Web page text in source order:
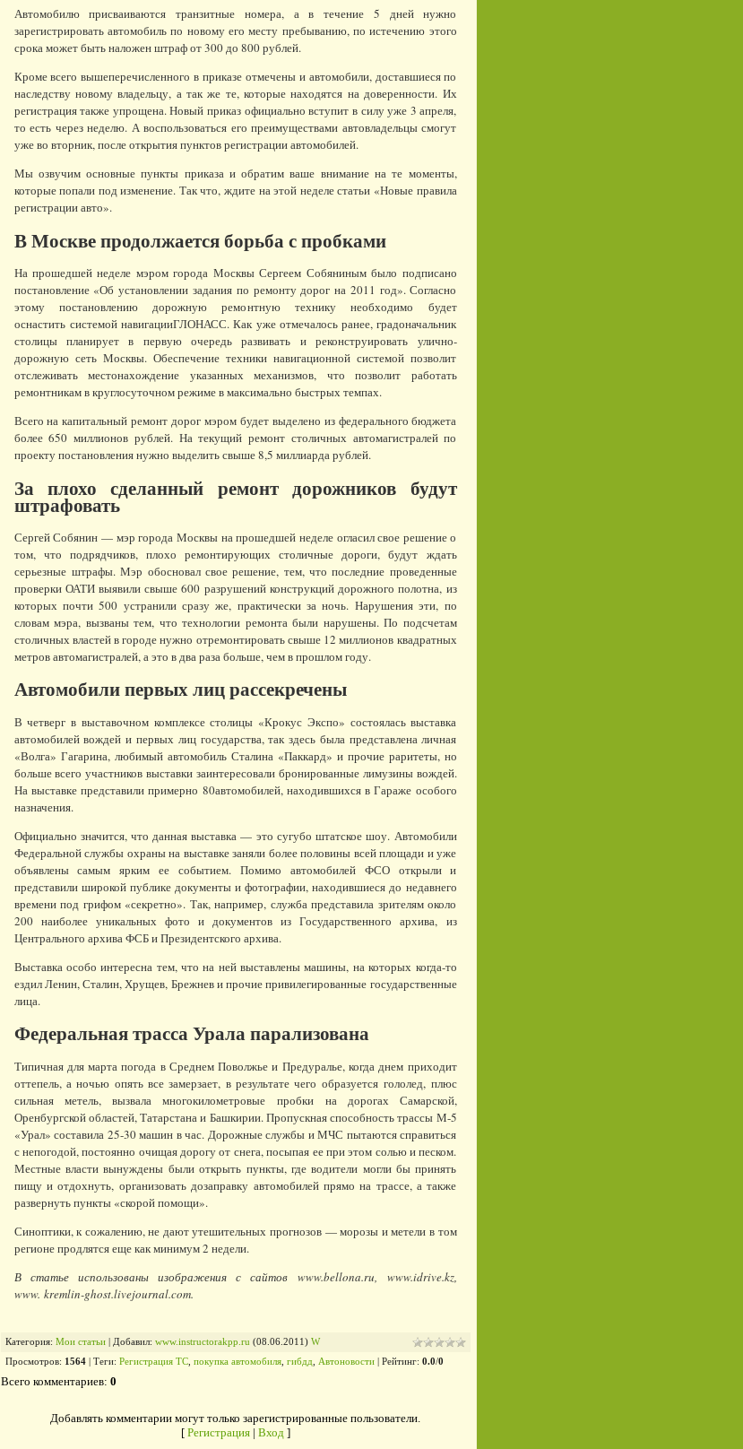
Автомобилю присваиваются транзитные номера, а в течение 5 дней нужно
зарегистрировать автомобиль по новому его месту пребыванию, по истечению этого
срока может быть наложен штраф от 300 до 800 рублей.
Кроме всего вышеперечисленного в приказе отмечены и автомобили, доставшиеся по
наследству новому владельцу, а так же те, которые находятся на доверенности. Их
регистрация также упрощена. Новый приказ официально вступит в силу уже 3 апреля,
то есть через неделю. А воспользоваться его преимуществами автовладельцы смогут
уже во вторник, после открытия пунктов регистрации автомобилей.
Мы озвучим основные пункты приказа и обратим ваше внимание на те моменты,
которые попали под изменение. Так что, ждите на этой неделе статьи «Новые правила
регистрации авто».
В Москве продолжается борьба с пробками
На прошедшей неделе мэром города Москвы Сергеем Собяниным было подписано
постановление «Об установлении задания по ремонту дорог на 2011 год». Согласно
этому постановлению дорожную ремонтную технику необходимо будет
оснастить системой навигацииГЛОНАСС. Как уже отмечалось ранее, градоначальник
столицы планирует в первую очередь развивать и реконструировать улично-
дорожную сеть Москвы. Обеспечение техники навигационной системой позволит
отслеживать местонахождение указанных механизмов, что позволит работать
ремонтникам в круглосуточном режиме в максимально быстрых темпах.
Всего на капитальный ремонт дорог мэром будет выделено из федерального бюджета
более 650 миллионов рублей. На текущий ремонт столичных автомагистралей по
проекту постановления нужно выделить свыше 8,5 миллиарда рублей.
За плохо сделанный ремонт дорожников будут
штрафовать
Сергей Собянин — мэр города Москвы на прошедшей неделе огласил свое решение о
том, что подрядчиков, плохо ремонтирующих столичные дороги, будут ждать
серьезные штрафы. Мэр обосновал свое решение, тем, что последние проведенные
проверки ОАТИ выявили свыше 600 разрушений конструкций дорожного полотна, из
которых почти 500 устранили сразу же, практически за ночь. Нарушения эти, по
словам мэра, вызваны тем, что технологии ремонта были нарушены. По подсчетам
столичных властей в городе нужно отремонтировать свыше 12 миллионов квадратных
метров автомагистралей, а это в два раза больше, чем в прошлом году.
Автомобили первых лиц рассекречены
В четверг в выставочном комплексе столицы «Крокус Экспо» состоялась выставка
автомобилей вождей и первых лиц государства, так здесь была представлена личная
«Волга» Гагарина, любимый автомобиль Сталина «Паккард» и прочие раритеты, но
больше всего участников выставки заинтересовали бронированные лимузины вождей.
На выставке представили примерно 80автомобилей, находившихся в Гараже особого
назначения.
Официально значится, что данная выставка — это сугубо штатское шоу. Автомобили
Федеральной службы охраны на выставке заняли более половины всей площади и уже
объявлены самым ярким ее событием. Помимо автомобилей ФСО открыли и
представили широкой публике документы и фотографии, находившиеся до недавнего
времени под грифом «секретно». Так, например, служба представила зрителям около
200 наиболее уникальных фото и документов из Государственного архива, из
Центрального архива ФСБ и Президентского архива.
Выставка особо интересна тем, что на ней выставлены машины, на которых когда-то
ездил Ленин, Сталин, Хрущев, Брежнев и прочие привилегированные государственные
лица.
Федеральная трасса Урала парализована
Типичная для марта погода в Среднем Поволжье и Предуралье, когда днем приходит
оттепель, а ночью опять все замерзает, в результате чего образуется гололед, плюс
сильная метель, вызвала многокилометровые пробки на дорогах Самарской,
Оренбургской областей, Татарстана и Башкирии. Пропускная способность трассы М-5
«Урал» составила 25-30 машин в час. Дорожные службы и МЧС пытаются справиться
с непогодой, постоянно очищая дорогу от снега, посыпая ее при этом солью и песком.
Местные власти вынуждены были открыть пункты, где водители могли бы принять
пищу и отдохнуть, организовать дозаправку автомобилей прямо на трассе, а также
развернуть пункты «скорой помощи».
Синоптики, к сожалению, не дают утешительных прогнозов — морозы и метели в том
регионе продлятся еще как минимум 2 недели.
В статье использованы изображения с сайтов www.bellona.ru, www.idrive.kz,
www. kremlin-ghost.livejournal.com.
Категория: Мои статьи| Добавил: www.instructorakpp.ru(08.06.2011) W
Просмотров: 1564| Теги: Регистрация ТС, покупка автомобиля, гибдд, Автоновости| Рейтинг: 0.0/0
Всего комментариев: 0
Добавлять комментарии могут только зарегистрированные пользователи.
[ Регистрация| Вход]